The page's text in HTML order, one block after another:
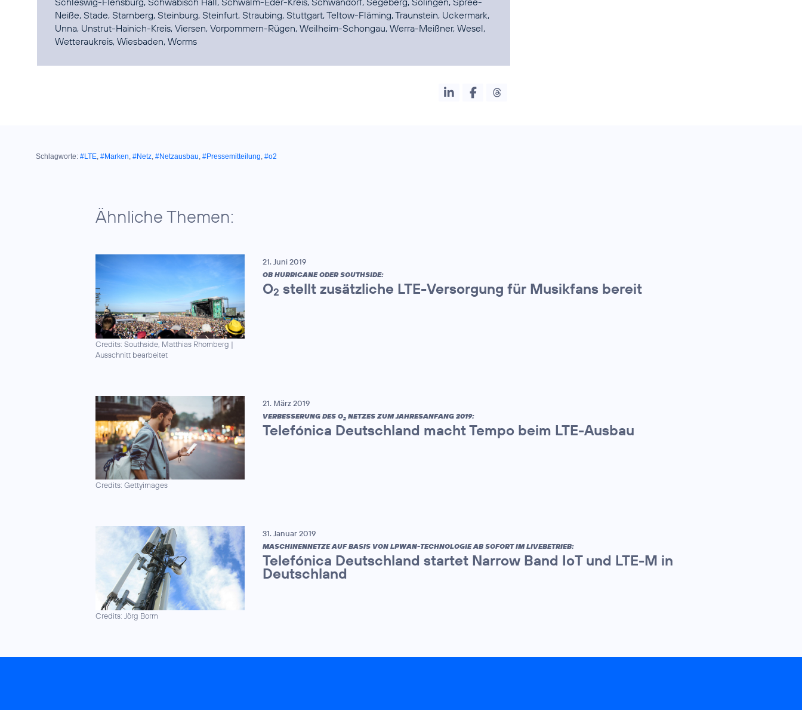
Neiße, Stade, Starnberg, Steinburg, Steinfurt, Straubing, Stuttgart, Teltow-Fläming, Traunstein, Uckermark,
Unna, Unstrut-Hainich-Kreis, Viersen, Vorpommern-Rügen, Weilheim-Schongau, Werra-Meißner, Wesel,
Wetteraukreis, Wiesbaden, Worms
Schlagworte: #LTE, #Marken, #Netz, #Netzausbau, #Pressemitteilung, #o2
Ähnliche Themen:
Credits: Southside, Matthias Rhomberg |
Ausschnitt bearbeitet
21. Juni 2019
OB HURRICANE ODER SOUTHSIDE:
O2 stellt zusätzliche LTE-Versorgung für Musikfans bereit
Credits: Gettyimages
21. März 2019
VERBESSERUNG DES O2 NETZES ZUM JAHRESANFANG 2019:
Telefónica Deutschland macht Tempo beim LTE-Ausbau
Credits: Jörg Borm
31. Januar 2019
MASCHINENNETZE AUF BASIS VON LPWAN-TECHNOLOGIE AB SOFORT IM LIVEBETRIEB:
Telefónica Deutschland startet Narrow Band IoT und LTE-M in
Deutschland